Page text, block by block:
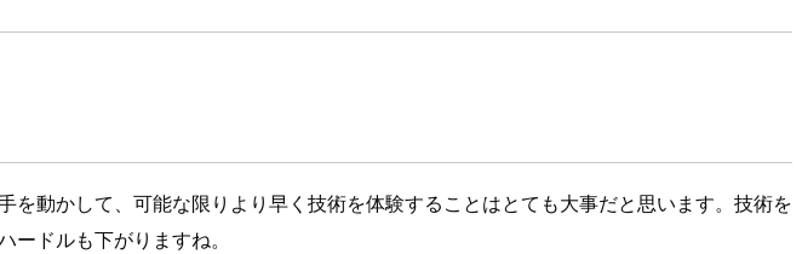
動かして、可能な限りより早く技術を体験することはとても大事だと思います。技術を
ドルも下がりますね。